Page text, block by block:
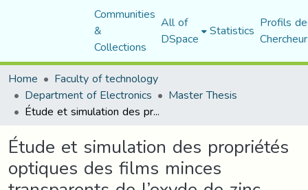
Communities
&
Collections
All of
DSpace Statistics Profils
Home
Faculty of technology
Department of Electronics Master Thesis
Étude et simulation des propriétés optiques des films minces transparents de l’oxyde de zinc (ZnO)
Étude et simulation des propriétés
optiques des films minces